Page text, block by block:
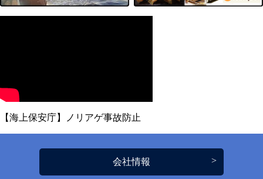
【海上保安庁】ノリアゲ事故防止
会社情報